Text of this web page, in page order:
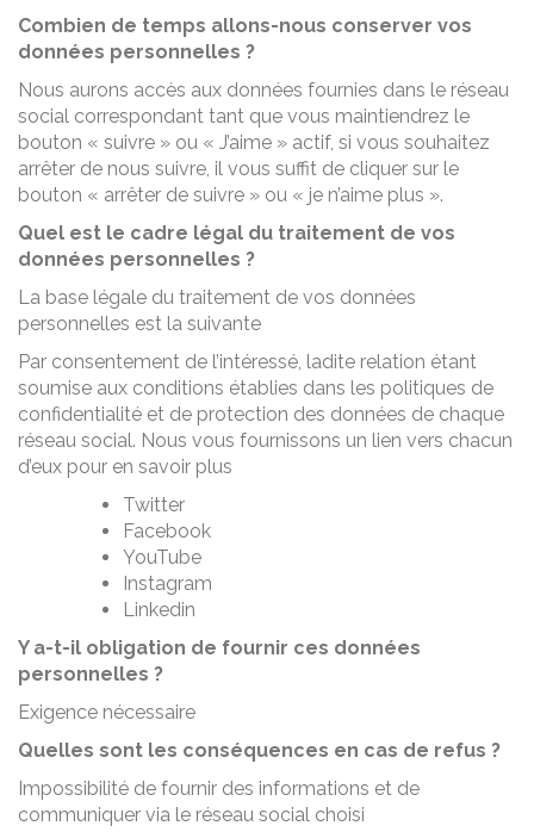
Combien de temps allons-nous conserver vos
données personnelles ?
Nous aurons accès aux données fournies dans le réseau
social correspondant tant que vous maintiendrez le
bouton « suivre » ou « J’aime » actif, si vous souhaitez
arrêter de nous suivre, il vous suffit de cliquer sur le
bouton « arrêter de suivre » ou « je n’aime plus ».
Quel est le cadre légal du traitement de vos
données personnelles ?
La base légale du traitement de vos données
personnelles est la suivante
Par consentement de l’intéressé, ladite relation étant
soumise aux conditions établies dans les politiques de
confidentialité et de protection des données de chaque
réseau social. Nous vous fournissons un lien vers chacun
d’eux pour en savoir plus
Twitter
Facebook
YouTube
Instagram
Linkedin
Y a-t-il obligation de fournir ces données
personnelles ?
Exigence nécessaire
Quelles sont les conséquences en cas de refus ?
Impossibilité de fournir des informations et de
communiquer via le réseau social choisi